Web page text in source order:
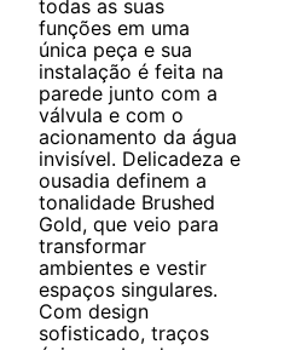
todas as suas
funções em uma
única peça e sua
instalação é feita na
parede junto com a
válvula e com o
acionamento da água
invisível. Delicadeza e
ousadia definem a
tonalidade Brushed
Gold, que veio para
transformar
ambientes e vestir
espaços singulares.
Com design
sofisticado, traços